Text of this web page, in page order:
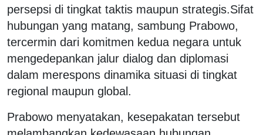
persepsi di tingkat taktis maupun strategis.Sifat
hubungan yang matang, sambung Prabowo,
tercermin dari komitmen kedua negara untuk
mengedepankan jalur dialog dan diplomasi
dalam merespons dinamika situasi di tingkat
regional maupun global.
Prabowo menyatakan, kesepakatan tersebut